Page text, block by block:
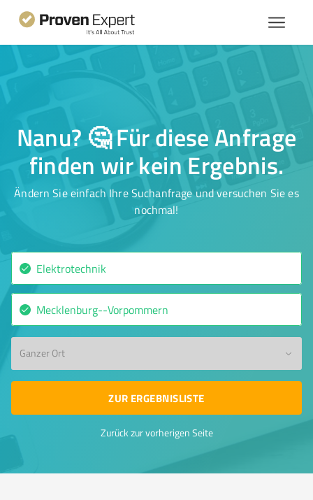
Nanu? 🤔 Für diese Anfrage
finden wir kein Ergebnis.
Ändern Sie einfach Ihre Suchanfrage und versuchen Sie es
nochmal!
Ganzer Ort
ZUR ERGEBNISLISTE
Zurück zur vorherigen Seite